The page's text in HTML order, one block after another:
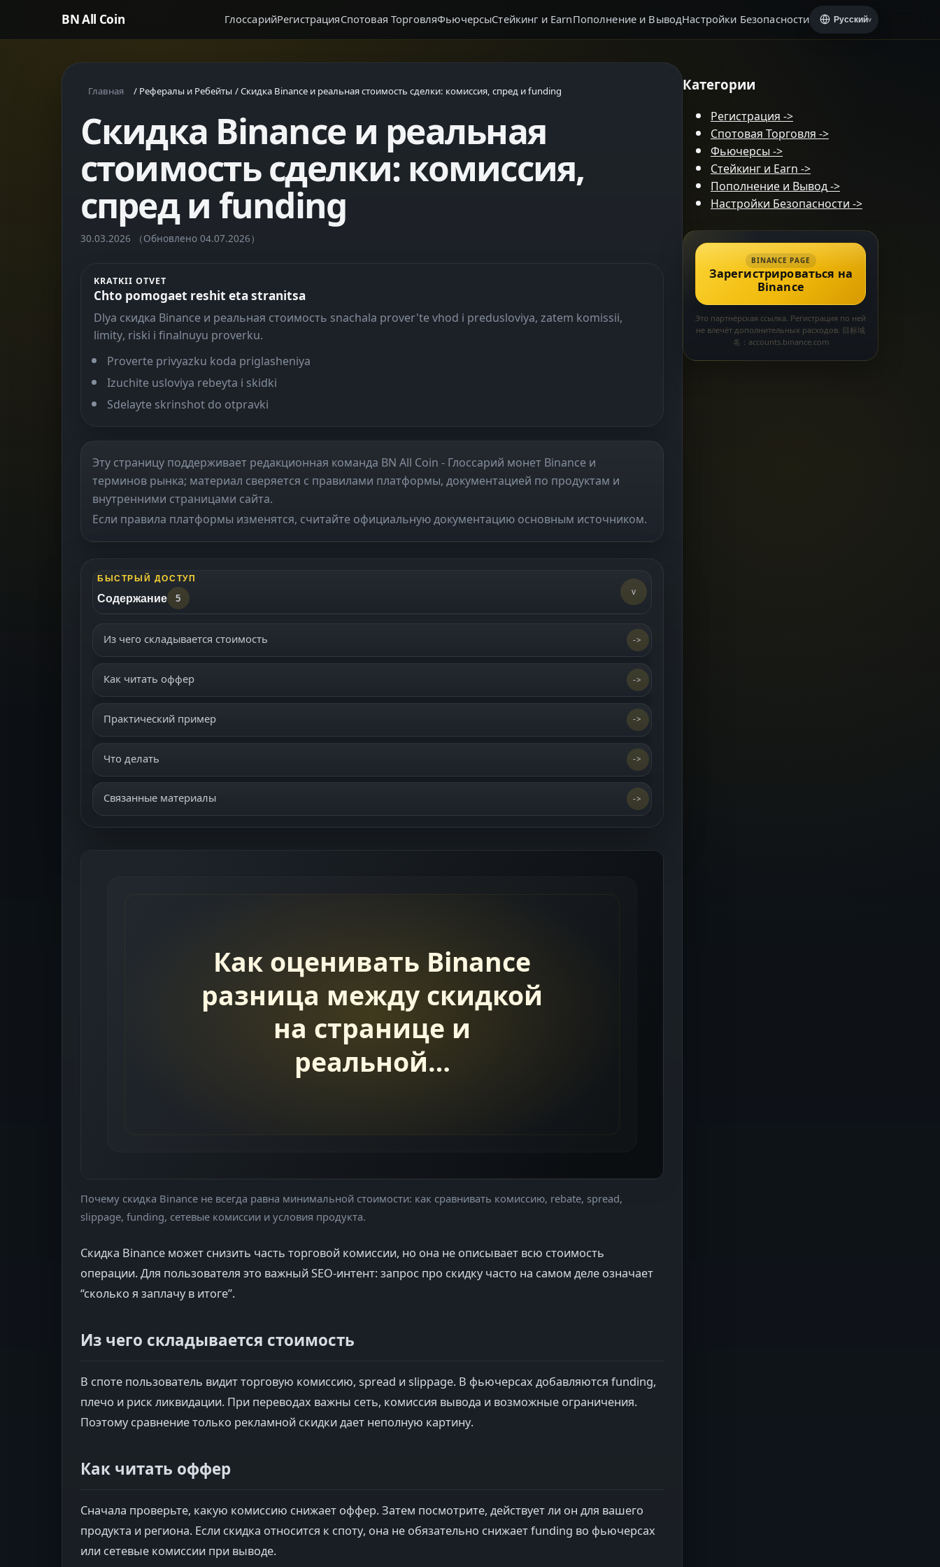
BN All Coin ГлоссарийРегистрацияСпотовая ТорговляФьючерсыСтейкинг и EarnПополнение и ВыводНастройки Безопасности Русскийv
Главная /Рефералы и Ребейты/Скидка Binance и реальная стоимость сделки: комиссия, спред и funding
Скидка Binance и реальная
стоимость сделки: комиссия,
спред и funding
30.03.2026 （Обновлено 04.07.2026）
KRATKII OTVET
Chto pomogaet reshit eta stranitsa
Dlya скидка Binance и реальная стоимость snachala prover'te vhod i predusloviya, zatem komissii,
limity, riski i finalnuyu proverku.
Proverte privyazku koda priglasheniya
Izuchite usloviya rebeyta i skidki
Sdelayte skrinshot do otpravki
Эту страницу поддерживает редакционная команда BN All Coin - Глоссарий монет Binance и
терминов рынка; материал сверяется с правилами платформы, документацией по продуктам и
внутренними страницами сайта.
Если правила платформы изменятся, считайте официальную документацию основным источником.
БЫСТРЫЙ ДОСТУП
Содержание 5
v
Из чего складывается стоимость ->
Как читать оффер ->
Практический пример ->
Что делать ->
Связанные материалы ->
Почему скидка Binance не всегда равна минимальной стоимости: как сравнивать комиссию, rebate, spread,
slippage, funding, сетевые комиссии и условия продукта.
Скидка Binance может снизить часть торговой комиссии, но она не описывает всю стоимость
операции. Для пользователя это важный SEO-интент: запрос про скидку часто на самом деле означает
“сколько я заплачу в итоге”.
Из чего складывается стоимость
В споте пользователь видит торговую комиссию, spread и slippage. В фьючерсах добавляются funding,
плечо и риск ликвидации. При переводах важны сеть, комиссия вывода и возможные ограничения.
Поэтому сравнение только рекламной скидки дает неполную картину.
Как читать оффер
Сначала проверьте, какую комиссию снижает оффер. Затем посмотрите, действует ли он для вашего
продукта и региона. Если скидка относится к споту, она не обязательно снижает funding во фьючерсах
или сетевые комиссии при выводе.
Категории
Регистрация->
Спотовая Торговля->
Фьючерсы->
Стейкинг и Earn->
Пополнение и Вывод->
Настройки Безопасности->
BINANCE PAGE
Зарегистрироваться на
Binance
Это партнёрская ссылка. Регистрация по ней
не влечёт дополнительных расходов. 目标域
名：accounts.binance.com